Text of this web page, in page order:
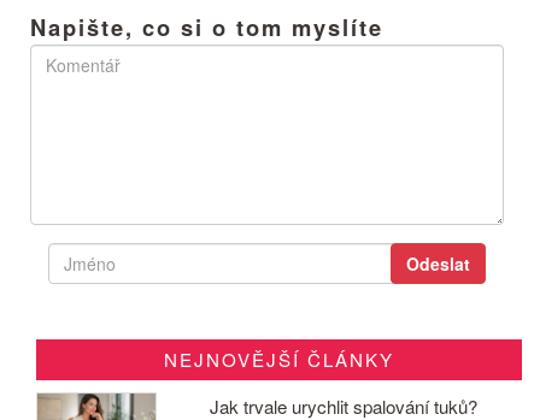
Napište, co si o tom myslíte
NEJNOVĚJŠÍ ČLÁNKY
Jak trvale urychlit spalování tuků?